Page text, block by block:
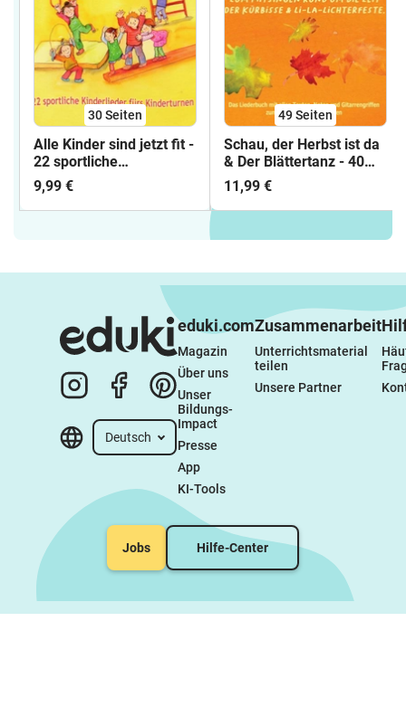
30Seiten
Alle Kinder sind jetzt fit -
22 sportliche
Kinderlieder fürs
Kinderturnen. Das
Liederbuch mit allen
9,99 €
49Seiten
Schau, der Herbst ist da
& Der Blättertanz - 40
Herbst- und
Laternenlieder zum
Mitsingen rund um die
11,99 €
Deutsch
eduki.com
Magazin
Über uns
Unser
Bildungs-
Impact
Presse
App
KI-Tools
Zusammenarbeit
Unterrichtsmaterial
teilen
Unsere Partner
Jobs Hilfe-Center